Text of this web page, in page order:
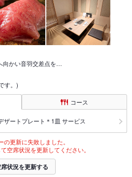
向かい音羽交差点を…
す。)
コース
ザートプレート＊1皿 サービス
の更新に失敗しました。
空席状況を更新してください。
状況を更新する